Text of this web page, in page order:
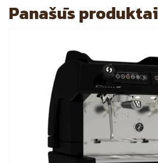
Panašūs produktai